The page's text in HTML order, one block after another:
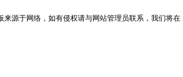
来源于网络，如有侵权请与网站管理员联系，我们将在